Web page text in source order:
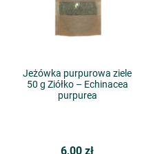
Jeżówka purpurowa ziele
50 g Ziółko – Echinacea
purpurea
6,00 zł